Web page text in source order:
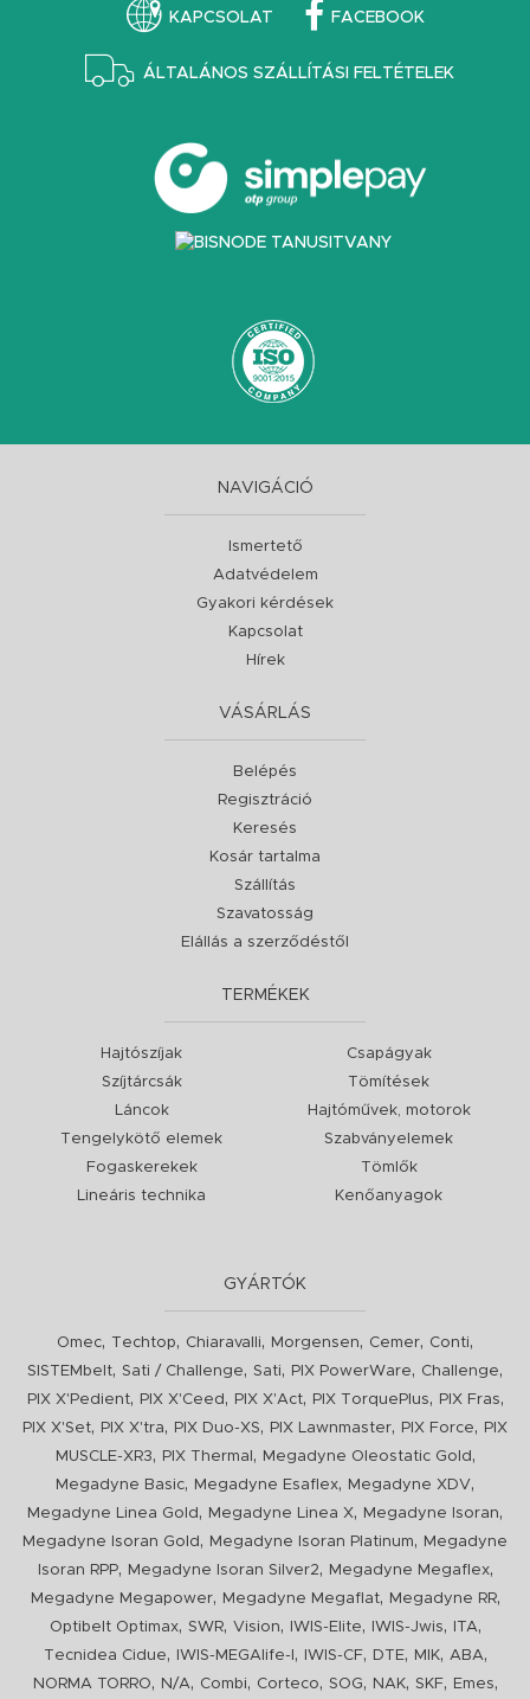
KAPCSOLAT FACEBOOK
ÁLTALÁNOS SZÁLLÍTÁSI FELTÉTELEK
NAVIGÁCIÓ
Ismertető
Adatvédelem
Gyakori kérdések
Kapcsolat
Hírek
VÁSÁRLÁS
Belépés
Regisztráció
Keresés
Kosár tartalma
Szállítás
Szavatosság
Elállás a szerződéstől
TERMÉKEK
Hajtószíjak
Szíjtárcsák
Láncok
Tengelykötő elemek
Fogaskerekek
Lineáris technika
Csapágyak
Tömítések
Hajtóművek, motorok
Szabványelemek
Tömlők
Kenőanyagok
GYÁRTÓK
Omec, Techtop, Chiaravalli, Morgensen, Cemer, Conti,
SISTEMbelt, Sati / Challenge, Sati, PIX PowerWare, Challenge,
PIX X'Pedient, PIX X'Ceed , PIX X'Act, PIX TorquePlus, PIX Fras,
PIX X'Set, PIX X'tra, PIX Duo-XS, PIX Lawnmaster, PIX Force,
PIX
MUSCLE-XR3, PIX Thermal , Megadyne Oleostatic Gold ,
Megadyne Basic, Megadyne Esaflex, Megadyne XDV,
Megadyne Linea Gold , Megadyne Linea X, Megadyne Isoran,
Megadyne Isoran Gold , Megadyne Isoran Platinum,
Megadyne
Isoran RPP, Megadyne Isoran Silver2, Megadyne Megaflex,
Megadyne Megapower, Megadyne Megaflat, Megadyne RR,
Optibelt Optimax, SWR, Vision, IWIS-Elite, IWIS-Jwis, ITA,
Tecnidea Cidue, IWIS-MEGAlife-I , IWIS-CF, DTE, MIK, ABA,
NORMA TORRO, N/A, Combi, Corteco, SOG, NAK, SKF, Emes,